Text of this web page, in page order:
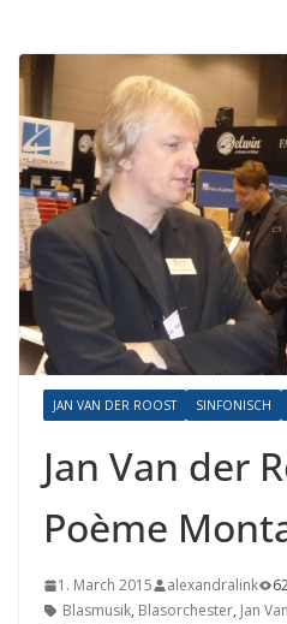
JAN VAN DER ROOST SINFONISCH
Jan Van der
Poème
1. March 2015 alexandralink
Blasmusik, Blasorchester, Jan